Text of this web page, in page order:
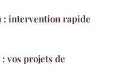
: intervention rapide
vos projets de